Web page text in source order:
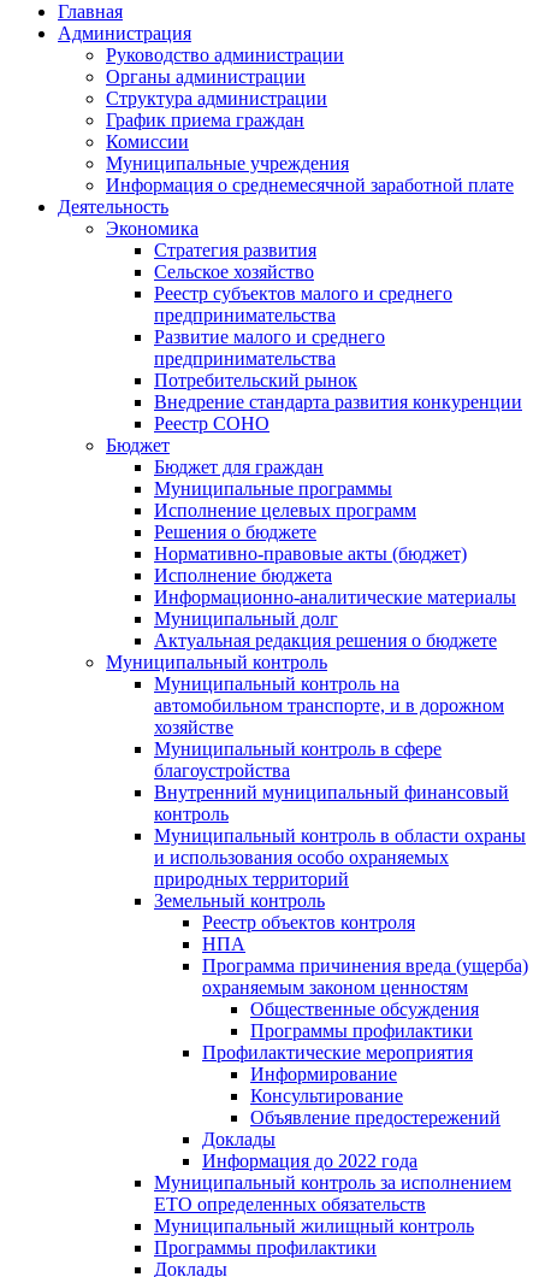
Главная
Администрация
Руководство администрации
Органы администрации
Структура администрации
График приема граждан
Комиссии
Муниципальные учреждения
Информация о среднемесячной заработной плате
Деятельность
Экономика
Стратегия развития
Сельское хозяйство
Реестр субъектов малого и среднего
предпринимательства
Развитие малого и среднего
предпринимательства
Потребительский рынок
Внедрение стандарта развития конкуренции
Реестр СОНО
Бюджет
Бюджет для граждан
Муниципальные программы
Исполнение целевых программ
Решения о бюджете
Нормативно-правовые акты (бюджет)
Исполнение бюджета
Информационно-аналитические материалы
Муниципальный долг
Актуальная редакция решения о бюджете
Муниципальный контроль
Муниципальный контроль на
автомобильном транспорте, и в дорожном
хозяйстве
Муниципальный контроль в сфере
благоустройства
Внутренний муниципальный финансовый
контроль
Муниципальный контроль в области охраны
и использования особо охраняемых
природных территорий
Земельный контроль
Реестр объектов контроля
НПА
Программа причинения вреда (ущерба)
охраняемым законом ценностям
Общественные обсуждения
Программы профилактики
Профилактические мероприятия
Информирование
Консультирование
Объявление предостережений
Доклады
Информация до 2022 года
Муниципальный контроль за исполнением
ЕТО определенных обязательств
Муниципальный жилищный контроль
Программы профилактики
Доклады